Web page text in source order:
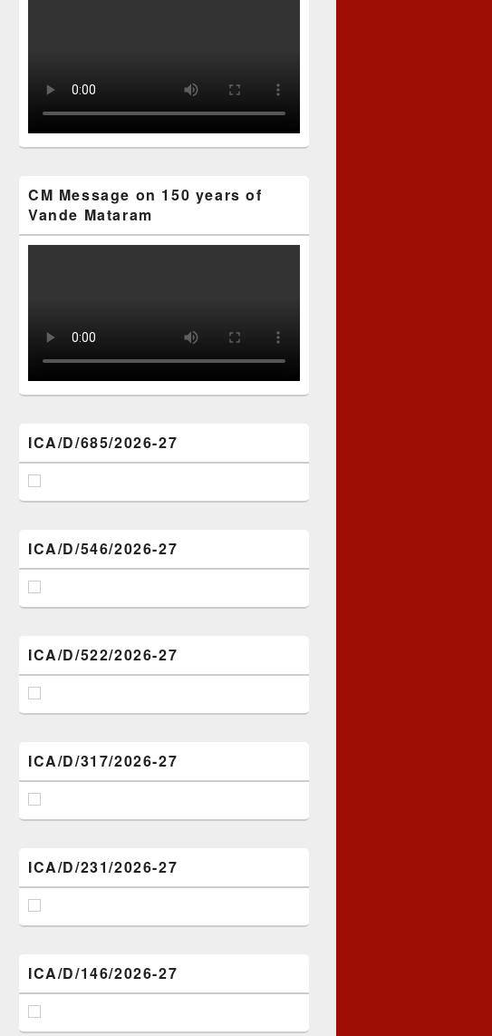
CM Message on 150 years of
Vande Mataram
ICA/D/685/2026-27
ICA/D/546/2026-27
ICA/D/522/2026-27
ICA/D/317/2026-27
ICA/D/231/2026-27
ICA/D/146/2026-27